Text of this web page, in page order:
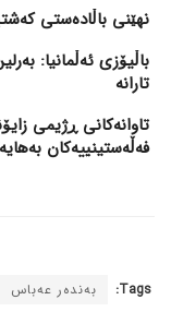
نهێنی باڵادەستی
باڵیۆزی ئەڵمانیا:
تارانە
تاوانەکانی ڕژیمی
فەڵەستینییەکان
Tags: بەندەر عەباس